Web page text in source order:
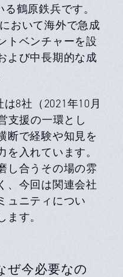
鶴原鉄兵です。
おいて海外で急成
トベンチャーを設
よび中長期的な成
8社（2021年10月
支援の一環とし
断で経験や知見を
入れています。
し合うその場の雰
、今回は関連会社
ュニティについ
す。
ぜ今必要なの